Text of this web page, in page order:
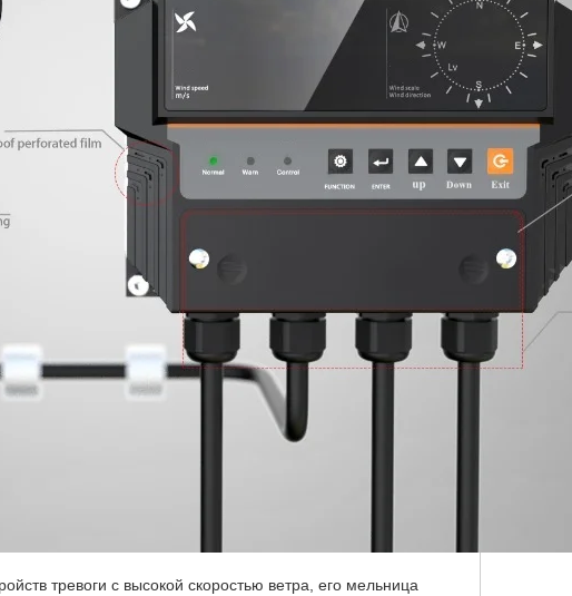
тревоги с высокой скоростью ветра, его мельница